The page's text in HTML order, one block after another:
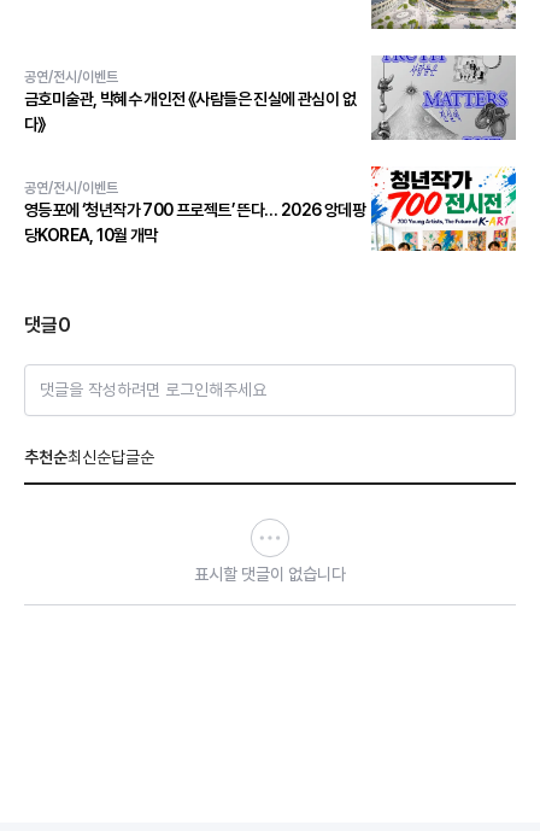
공연/전시/이벤트
금호미술관, 박혜수 개인전 《사람들은 진실에 관심이 없
다》
공연/전시/이벤트
영등포에 ‘청년작가 700 프로젝트’ 뜬다… 2026 앙데팡
당KOREA, 10월 개막
댓글0
댓글을 작성하려면 로그인해주세요
추천순최신순답글순
표시할 댓글이 없습니다